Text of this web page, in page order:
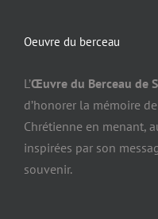
Oeuvre du berceau
L’Œuvre du Berceau de
d’honorer la mémoire
Chrétienne en menant,
inspirées par son
souvenir.